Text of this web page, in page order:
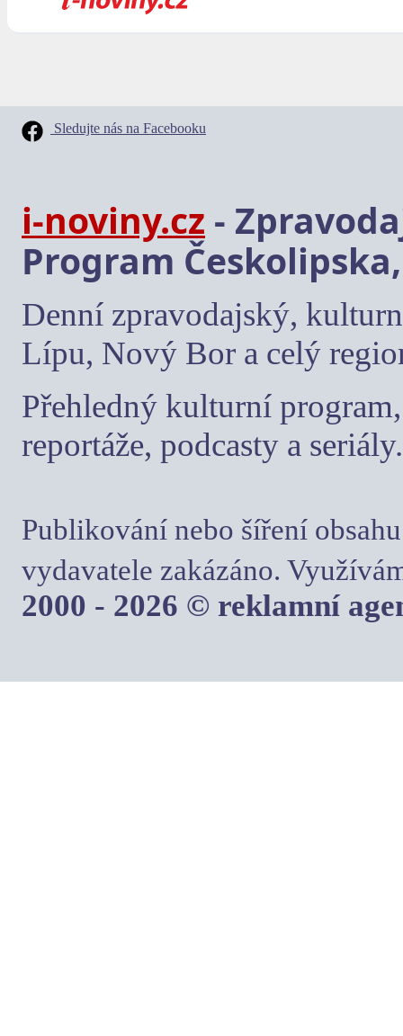
Sledujte nás na Facebooku
i-noviny.cz -
Program
Denní zpravodajský,
Lípu, Nový Bor a celý
Přehledný kulturní
reportáže, podcasty a seriály.
Publikování nebo šíření
vydavatele zakázáno.
2000 - 2026 © reklamní